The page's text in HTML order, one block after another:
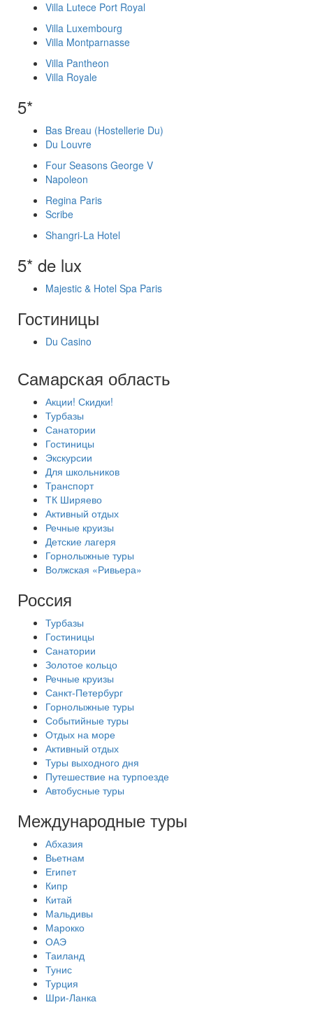
Villa Lutece Port Royal
Villa Luxembourg
Villa Montparnasse
Villa Pantheon
Villa Royale
5*
Bas Breau (Hostellerie Du)
Du Louvre
Four Seasons George V
Napoleon
Regina Paris
Scribe
Shangri-La Hotel
5* de lux
Majestic & Hotel Spa Paris
Гостиницы
Du Casino
Самарская область
Акции! Скидки!
Турбазы
Санатории
Гостиницы
Экскурсии
Для школьников
Транспорт
ТК Ширяево
Активный отдых
Речные круизы
Детские лагеря
Горнолыжные туры
Волжская «Ривьера»
Россия
Турбазы
Гостиницы
Санатории
Золотое кольцо
Речные круизы
Санкт-Петербург
Горнолыжные туры
Событийные туры
Отдых на море
Активный отдых
Туры выходного дня
Путешествие на турпоезде
Автобусные туры
Международные туры
Абхазия
Вьетнам
Египет
Кипр
Китай
Мальдивы
Марокко
ОАЭ
Таиланд
Тунис
Турция
Шри-Ланка